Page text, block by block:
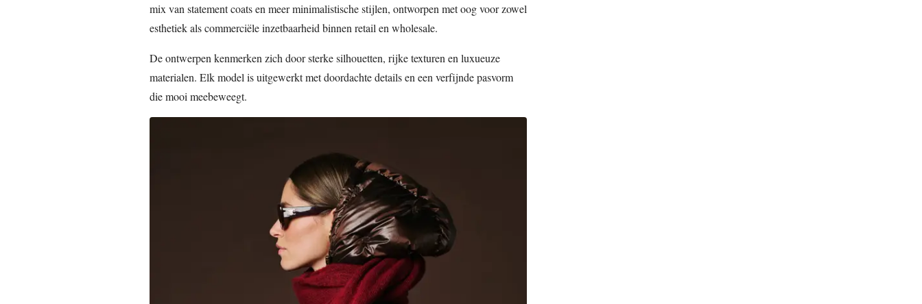
mix van statement coats en meer minimalistische stijlen, ontworpen met oog voor zowel
esthetiek als commerciële inzetbaarheid binnen retail en wholesale.
De ontwerpen kenmerken zich door sterke silhouetten, rijke texturen en luxueuze
materialen. Elk model is uitgewerkt met doordachte details en een verfijnde pasvorm
die mooi meebeweegt.